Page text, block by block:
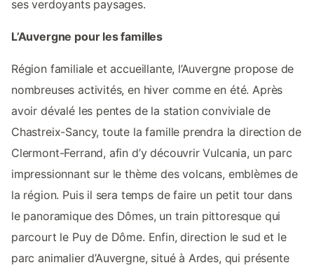
ses verdoyants paysages.
L’Auvergne pour les familles
Région familiale et accueillante, l’Auvergne propose de
nombreuses activités, en hiver comme en été. Après
avoir dévalé les pentes de la station conviviale de
Chastreix-Sancy, toute la famille prendra la direction de
Clermont-Ferrand, afin d’y découvrir Vulcania, un parc
impressionnant sur le thème des volcans, emblèmes de
la région. Puis il sera temps de faire un petit tour dans
le panoramique des Dômes, un train pittoresque qui
parcourt le Puy de Dôme. Enfin, direction le sud et le
parc animalier d’Auvergne, situé à Ardes, qui présente